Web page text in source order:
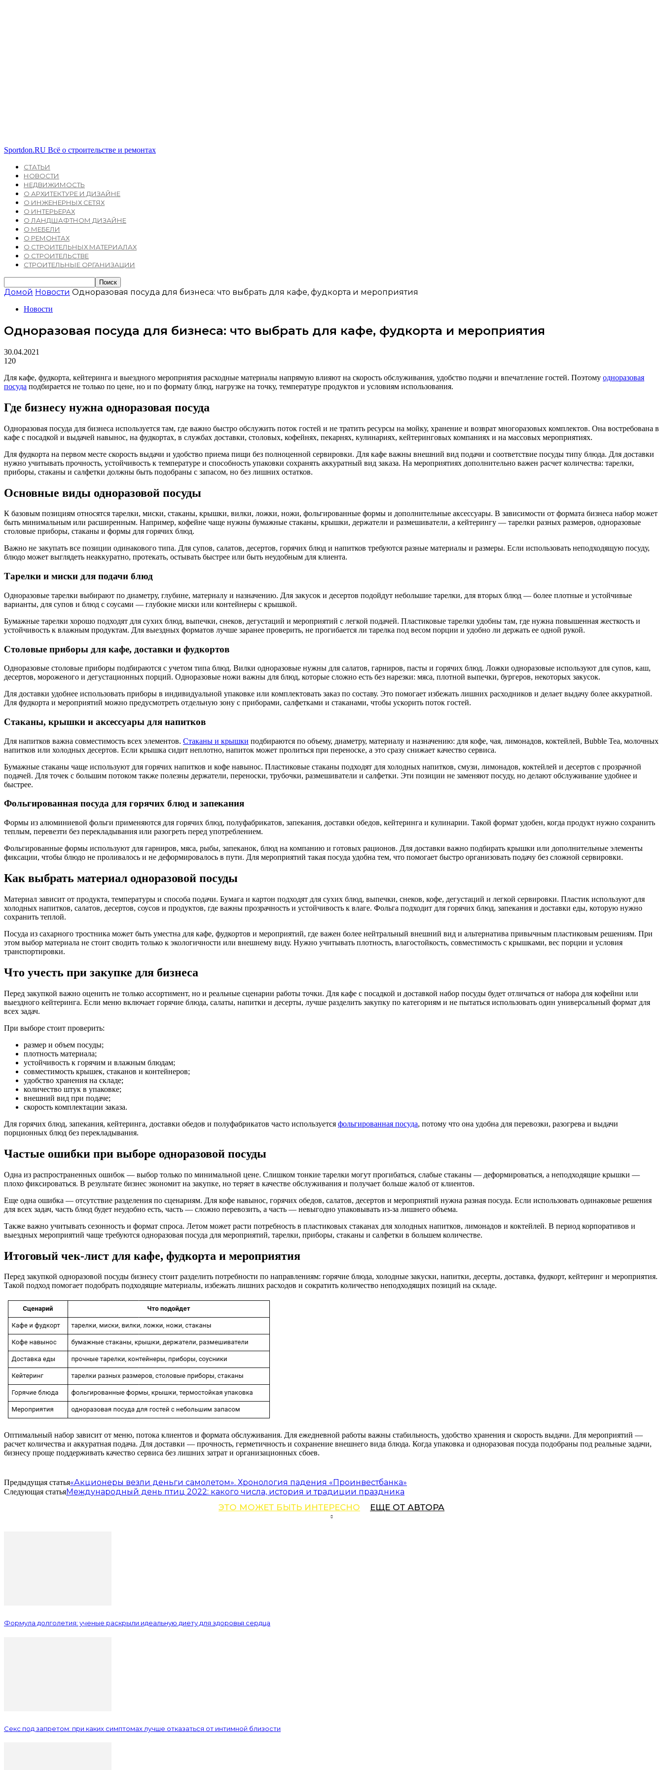
Sportdon.RU Всё о строительстве и ремонтах
СТАТЬИ
НОВОСТИ
НЕДВИЖИМОСТЬ
О АРХИТЕКТУРЕ И ДИЗАЙНЕ
О ИНЖЕНЕРНЫХ СЕТЯХ
О ИНТЕРЬЕРАХ
О ЛАНДШАФТНОМ ДИЗАЙНЕ
О МЕБЕЛИ
О РЕМОНТАХ
О СТРОИТЕЛЬНЫХ МАТЕРИАЛАХ
О СТРОИТЕЛЬСТВЕ
СТРОИТЕЛЬНЫЕ ОРГАНИЗАЦИИ
Домой Новости Одноразовая посуда для бизнеса: что выбрать для кафе, фудкорта и мероприятия
Новости
Одноразовая посуда для бизнеса: что выбрать для кафе, фудкорта и мероприятия
30.04.2021
120
Для кафе, фудкорта, кейтеринга и выездного мероприятия расходные материалы напрямую влияют на скорость обслуживания, удобство подачи и впечатление гостей. Поэтому одноразовая
посуда подбирается не только по цене, но и по формату блюд, нагрузке на точку, температуре продуктов и условиям использования.
Где бизнесу нужна одноразовая посуда
Одноразовая посуда для бизнеса используется там, где важно быстро обслужить поток гостей и не тратить ресурсы на мойку, хранение и возврат многоразовых комплектов. Она востребована в
кафе с посадкой и выдачей навынос, на фудкортах, в службах доставки, столовых, кофейнях, пекарнях, кулинариях, кейтеринговых компаниях и на массовых мероприятиях.
Для фудкорта на первом месте скорость выдачи и удобство приема пищи без полноценной сервировки. Для кафе важны внешний вид подачи и соответствие посуды типу блюда. Для доставки
нужно учитывать прочность, устойчивость к температуре и способность упаковки сохранять аккуратный вид заказа. На мероприятиях дополнительно важен расчет количества: тарелки,
приборы, стаканы и салфетки должны быть подобраны с запасом, но без лишних остатков.
Основные виды одноразовой посуды
К базовым позициям относятся тарелки, миски, стаканы, крышки, вилки, ложки, ножи, фольгированные формы и дополнительные аксессуары. В зависимости от формата бизнеса набор может
быть минимальным или расширенным. Например, кофейне чаще нужны бумажные стаканы, крышки, держатели и размешиватели, а кейтерингу — тарелки разных размеров, одноразовые
столовые приборы, стаканы и формы для горячих блюд.
Важно не закупать все позиции одинакового типа. Для супов, салатов, десертов, горячих блюд и напитков требуются разные материалы и размеры. Если использовать неподходящую посуду,
блюдо может выглядеть неаккуратно, протекать, остывать быстрее или быть неудобным для клиента.
Тарелки и миски для подачи блюд
Одноразовые тарелки выбирают по диаметру, глубине, материалу и назначению. Для закусок и десертов подойдут небольшие тарелки, для вторых блюд — более плотные и устойчивые
варианты, для супов и блюд с соусами — глубокие миски или контейнеры с крышкой.
Бумажные тарелки хорошо подходят для сухих блюд, выпечки, снеков, дегустаций и мероприятий с легкой подачей. Пластиковые тарелки удобны там, где нужна повышенная жесткость и
устойчивость к влажным продуктам. Для выездных форматов лучше заранее проверить, не прогибается ли тарелка под весом порции и удобно ли держать ее одной рукой.
Столовые приборы для кафе, доставки и фудкортов
Одноразовые столовые приборы подбираются с учетом типа блюд. Вилки одноразовые нужны для салатов, гарниров, пасты и горячих блюд. Ложки одноразовые используют для супов, каш,
десертов, мороженого и дегустационных порций. Одноразовые ножи важны для блюд, которые сложно есть без нарезки: мяса, плотной выпечки, бургеров, некоторых закусок.
Для доставки удобнее использовать приборы в индивидуальной упаковке или комплектовать заказ по составу. Это помогает избежать лишних расходников и делает выдачу более аккуратной.
Для фудкорта и мероприятий можно предусмотреть отдельную зону с приборами, салфетками и стаканами, чтобы ускорить поток гостей.
Стаканы, крышки и аксессуары для напитков
Для напитков важна совместимость всех элементов. Стаканы и крышки подбираются по объему, диаметру, материалу и назначению: для кофе, чая, лимонадов, коктейлей, Bubble Tea, молочных
напитков или холодных десертов. Если крышка сидит неплотно, напиток может пролиться при переноске, а это сразу снижает качество сервиса.
Бумажные стаканы чаще используют для горячих напитков и кофе навынос. Пластиковые стаканы подходят для холодных напитков, смузи, лимонадов, коктейлей и десертов с прозрачной
подачей. Для точек с большим потоком также полезны держатели, переноски, трубочки, размешиватели и салфетки. Эти позиции не заменяют посуду, но делают обслуживание удобнее и
быстрее.
Фольгированная посуда для горячих блюд и запекания
Формы из алюминиевой фольги применяются для горячих блюд, полуфабрикатов, запекания, доставки обедов, кейтеринга и кулинарии. Такой формат удобен, когда продукт нужно сохранить
теплым, перевезти без перекладывания или разогреть перед употреблением.
Фольгированные формы используют для гарниров, мяса, рыбы, запеканок, блюд на компанию и готовых рационов. Для доставки важно подбирать крышки или дополнительные элементы
фиксации, чтобы блюдо не проливалось и не деформировалось в пути. Для мероприятий такая посуда удобна тем, что помогает быстро организовать подачу без сложной сервировки.
Как выбрать материал одноразовой посуды
Материал зависит от продукта, температуры и способа подачи. Бумага и картон подходят для сухих блюд, выпечки, снеков, кофе, дегустаций и легкой сервировки. Пластик используют для
холодных напитков, салатов, десертов, соусов и продуктов, где важны прозрачность и устойчивость к влаге. Фольга подходит для горячих блюд, запекания и доставки еды, которую нужно
сохранить теплой.
Посуда из сахарного тростника может быть уместна для кафе, фудкортов и мероприятий, где важен более нейтральный внешний вид и альтернатива привычным пластиковым решениям. При
этом выбор материала не стоит сводить только к экологичности или внешнему виду. Нужно учитывать плотность, влагостойкость, совместимость с крышками, вес порции и условия
транспортировки.
Что учесть при закупке для бизнеса
Перед закупкой важно оценить не только ассортимент, но и реальные сценарии работы точки. Для кафе с посадкой и доставкой набор посуды будет отличаться от набора для кофейни или
выездного кейтеринга. Если меню включает горячие блюда, салаты, напитки и десерты, лучше разделить закупку по категориям и не пытаться использовать один универсальный формат для
всех задач.
При выборе стоит проверить:
размер и объем посуды;
плотность материала;
устойчивость к горячим и влажным блюдам;
совместимость крышек, стаканов и контейнеров;
удобство хранения на складе;
количество штук в упаковке;
внешний вид при подаче;
скорость комплектации заказа.
Для горячих блюд, запекания, кейтеринга, доставки обедов и полуфабрикатов часто используется фольгированная посуда, потому что она удобна для перевозки, разогрева и выдачи
порционных блюд без перекладывания.
Частые ошибки при выборе одноразовой посуды
Одна из распространенных ошибок — выбор только по минимальной цене. Слишком тонкие тарелки могут прогибаться, слабые стаканы — деформироваться, а неподходящие крышки —
плохо фиксироваться. В результате бизнес экономит на закупке, но теряет в качестве обслуживания и получает больше жалоб от клиентов.
Еще одна ошибка — отсутствие разделения по сценариям. Для кофе навынос, горячих обедов, салатов, десертов и мероприятий нужна разная посуда. Если использовать одинаковые решения
для всех задач, часть блюд будет неудобно есть, часть — сложно перевозить, а часть — невыгодно упаковывать из-за лишнего объема.
Также важно учитывать сезонность и формат спроса. Летом может расти потребность в пластиковых стаканах для холодных напитков, лимонадов и коктейлей. В период корпоративов и
выездных мероприятий чаще требуются одноразовая посуда для мероприятий, тарелки, приборы, стаканы и салфетки в большем количестве.
Итоговый чек-лист для кафе, фудкорта и мероприятия
Перед закупкой одноразовой посуды бизнесу стоит разделить потребности по направлениям: горячие блюда, холодные закуски, напитки, десерты, доставка, фудкорт, кейтеринг и мероприятия.
Такой подход помогает подобрать подходящие материалы, избежать лишних расходов и сократить количество неподходящих позиций на складе.
Оптимальный набор зависит от меню, потока клиентов и формата обслуживания. Для ежедневной работы важны стабильность, удобство хранения и скорость выдачи. Для мероприятий —
расчет количества и аккуратная подача. Для доставки — прочность, герметичность и сохранение внешнего вида блюда. Когда упаковка и одноразовая посуда подобраны под реальные задачи,
бизнесу проще поддерживать качество сервиса без лишних затрат и организационных сбоев.
Предыдущая статья«Акционеры везли деньги самолетом». Хронология падения «Проинвестбанка»
Следующая статьяМеждународный день птиц 2022: какого числа, история и традиции праздника
ЭТО МОЖЕТ БЫТЬ ИНТЕРЕСНО ЕЩЕ ОТ АВТОРА
Формула долголетия: ученые раскрыли идеальную диету для здоровья сердца
Секс под запретом: при каких симптомах лучше отказаться от интимной близости